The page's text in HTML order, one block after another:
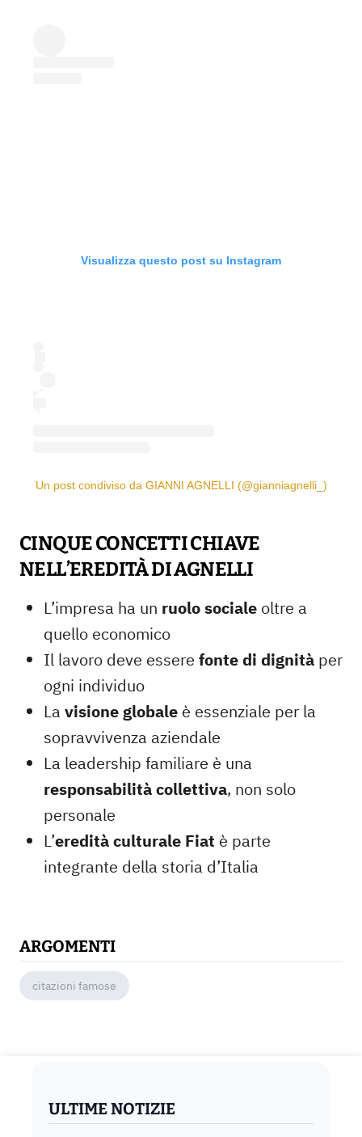
Visualizza questo post su Instagram
Un post condiviso da GIANNI AGNELLI (@gianniagnelli_)
CINQUE CONCETTI CHIAVE
NELL’EREDITÀ DI AGNELLI
L’impresa ha un ruolo sociale oltre a
quello economico
Il lavoro deve essere fonte di dignità per
ogni individuo
La visione globale è essenziale per la
sopravvivenza aziendale
La leadership familiare è una
responsabilità collettiva, non solo
personale
L’eredità culturale Fiat è parte
integrante della storia d’Italia
ARGOMENTI
citazioni famose
ULTIME NOTIZIE